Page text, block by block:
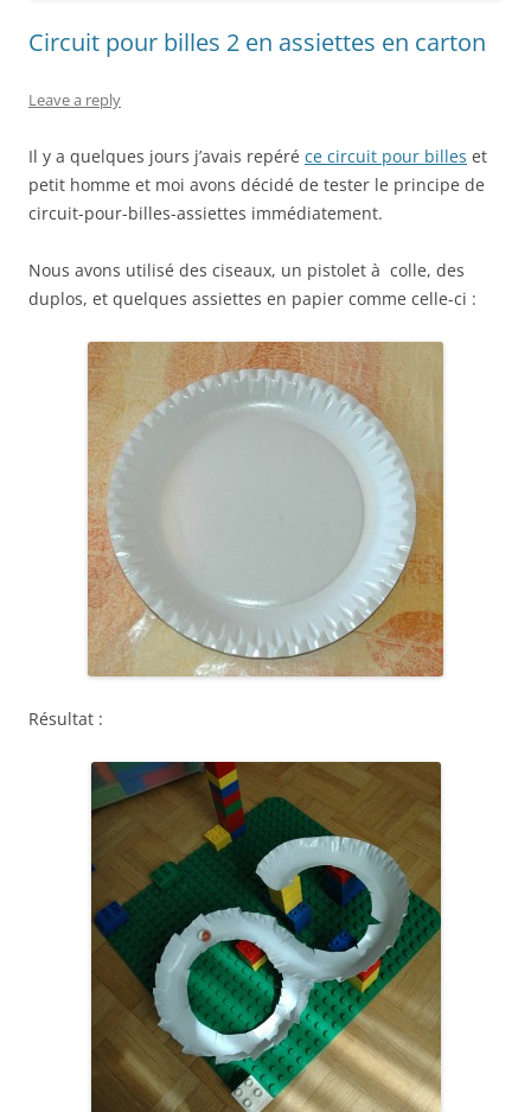
Circuit pour billes 2 en assiettes en carton
Leave a reply
Il y a quelques jours j’avais repéré ce circuit pour billes et
petit homme et moi avons décidé de tester le principe de
circuit-pour-billes-assiettes immédiatement.
Nous avons utilisé des ciseaux, un pistolet à colle, des
duplos, et quelques assiettes en papier comme celle-ci :
Résultat :